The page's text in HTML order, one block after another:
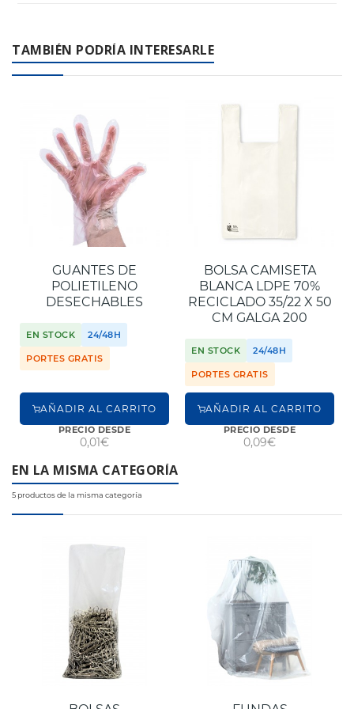
WhatsApp .
TAMBIÉN PODRÍA INTERESARLE
GUANTES DE
POLIETILENO
DESECHABLES
EN STOCK 24/48H
PORTES GRATIS
AÑADIR AL CARRITO
PRECIO DESDE
0,01€
BOLSA CAMISETA
BLANCA LDPE 70%
RECICLADO 35/22 X 50
CM GALGA 200
EN STOCK 24/48H
PORTES GRATIS
AÑADIR AL CARRITO
PRECIO DESDE
0,09€
EN LA MISMA CATEGORÍA
5 productos de la misma categoría